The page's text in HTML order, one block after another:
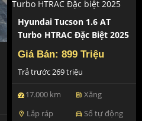
Hyundai Tucson 1.6 AT
Turbo HTRAC Đặc Biệt 2025
Giá Bán: 899 Triệu
Trả trước 269 triệu
17.000 km ev_station Xăng
location_on Lắp ráp directions_car Số tự động